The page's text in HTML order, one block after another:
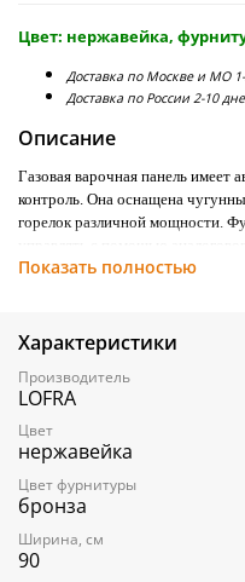
Цвет: нержавейка,
Доставка по Москве и МО
Доставка по России 2-10
Описание
Газовая варочная панель имеет
контроль. Она оснащена
горелок различной мощности.
управлять с помощью
акустическим сигналом
литр, она имеет 4 уровня
направляющих для более
трехслойного закалённого
тепла внутри и обеспечивают
Декоративные ножки из
входят. Их можно приобрести
ВАРОЧНАЯ ПАНЕЛЬ:
5 газовых горелок:
Передняя левая – 1,75 кВт
Показать полностью
Характеристики
Производитель
LOFRA
Цвет
нержавейка
Цвет фурнитуры
бронза
Ширина, см
90